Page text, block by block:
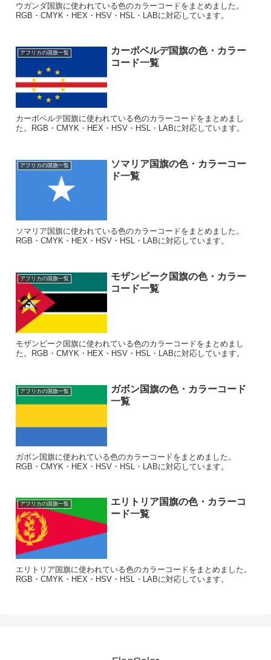
ウガンダ国旗に使われている色のカラーコードをまとめました。
RGB・CMYK・HEX・HSV・HSL・LABに対応しています。
アフリカの国旗一覧
カーボベルデ国旗の色・カラー
コード一覧
カーボベルデ国旗に使われている色のカラーコードをまとめまし
た。RGB・CMYK・HEX・HSV・HSL・LABに対応しています。
アフリカの国旗一覧
ソマリア国旗の色・カラーコー
ド一覧
ソマリア国旗に使われている色のカラーコードをまとめました。
RGB・CMYK・HEX・HSV・HSL・LABに対応しています。
アフリカの国旗一覧
モザンビーク国旗の色・カラー
コード一覧
モザンビーク国旗に使われている色のカラーコードをまとめまし
た。RGB・CMYK・HEX・HSV・HSL・LABに対応しています。
アフリカの国旗一覧
ガボン国旗の色・カラーコード
一覧
ガボン国旗に使われている色のカラーコードをまとめました。
RGB・CMYK・HEX・HSV・HSL・LABに対応しています。
アフリカの国旗一覧
エリトリア国旗の色・カラーコ
ード一覧
エリトリア国旗に使われている色のカラーコードをまとめました。
RGB・CMYK・HEX・HSV・HSL・LABに対応しています。